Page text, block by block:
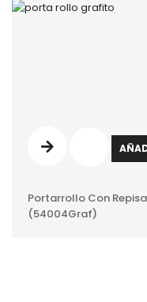
Portarrollo Con
(54004Graf)